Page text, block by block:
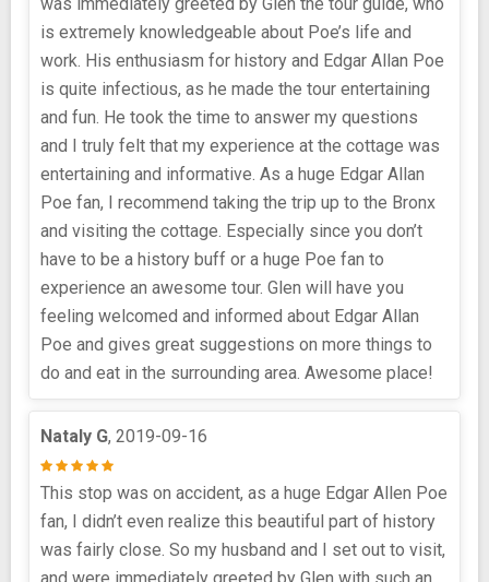
is extremely knowledgeable about Poe’s life and
work. His enthusiasm for history and Edgar Allan Poe
is quite infectious, as he made the tour entertaining
and fun. He took the time to answer my questions
and I truly felt that my experience at the cottage was
entertaining and informative. As a huge Edgar Allan
Poe fan, I recommend taking the trip up to the Bronx
and visiting the cottage. Especially since you don’t
have to be a history buff or a huge Poe fan to
experience an awesome tour. Glen will have you
feeling welcomed and informed about Edgar Allan
Poe and gives great suggestions on more things to
do and eat in the surrounding area. Awesome place!
Nataly G, 2019-09-16
This stop was on accident, as a huge Edgar Allen Poe
fan, I didn’t even realize this beautiful part of history
was fairly close. So my husband and I set out to visit,
and were immediately greeted by Glen with such an